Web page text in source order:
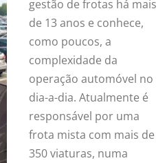
gestão de frotas há mais
de 13 anos e conhece,
como poucos, a
complexidade da
operação automóvel no
dia-a-dia. Atualmente é
responsável por uma
frota mista com mais de
350 viaturas, numa